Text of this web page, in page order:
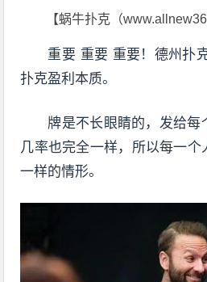
【蜗牛扑克（
重要 重要 重要！德州扑
扑克盈利本质。
牌是不长眼睛的，发给每
几率也完全一样，所以每一
一样的情形。